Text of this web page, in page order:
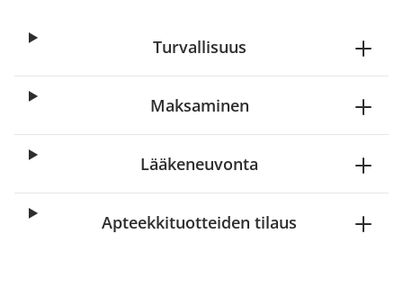
Turvallisuus
Maksaminen
Lääkeneuvonta
Apteekkituotteiden tilaus